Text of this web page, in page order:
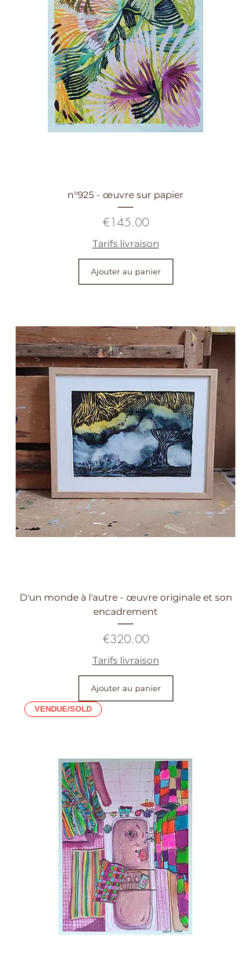
n°925 - œuvre sur papier
Prix
€145.00
Tarifs livraison
Ajouter au panier
D'un monde à l'autre - œuvre originale et son
encadrement
Prix
€320.00
Tarifs livraison
Ajouter au panier
VENDUE/SOLD